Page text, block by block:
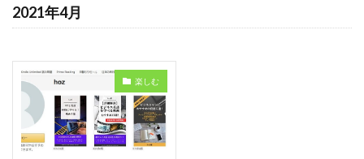
2021年4月
楽しむ